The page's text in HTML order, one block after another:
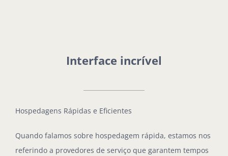
Interface incrível
Hospedagens Rápidas e Eficientes
Quando falamos sobre hospedagem rápida, estamos nos
referindo a provedores de serviço que garantem tempos